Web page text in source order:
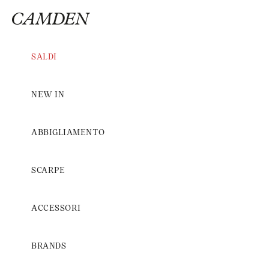
Camden Rimini
SALDI
NEW IN
ABBIGLIAMENTO
SCARPE
ACCESSORI
BRANDS